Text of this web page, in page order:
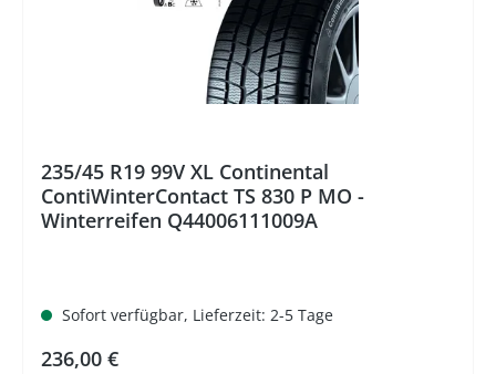
235/45 R19 99V XL Continental
ContiWinterContact TS 830 P MO -
Winterreifen Q44006111009A
Sofort verfügbar, Lieferzeit: 2-5 Tage
Regulärer Preis:
236,00 €